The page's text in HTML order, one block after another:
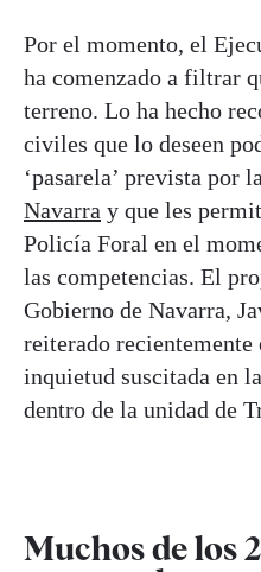
Por el momento, el
ha comenzado a filtrar
terreno. Lo ha hecho
civiles que lo deseen
‘pasarela’ prevista por la
Navarra y que les
Policía Foral en el
las competencias. El
Gobierno de Navarra,
reiterado recientemente
inquietud suscitada en
dentro de la unidad de
Muchos de los